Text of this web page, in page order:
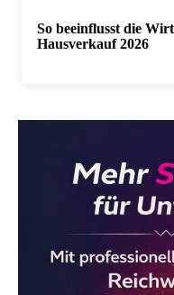
So beeinflusst die
Hausverkauf 2026